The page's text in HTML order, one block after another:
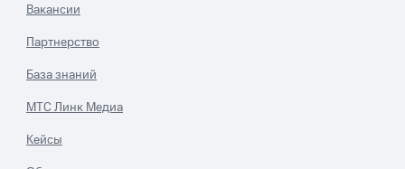
Вакансии
Партнерство
База знаний
МТС Линк Медиа
Кейсы